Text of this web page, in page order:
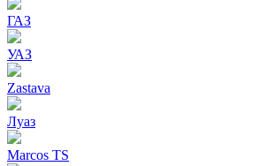
ГАЗ
УАЗ
Zastava
Луаз
Marcos TS